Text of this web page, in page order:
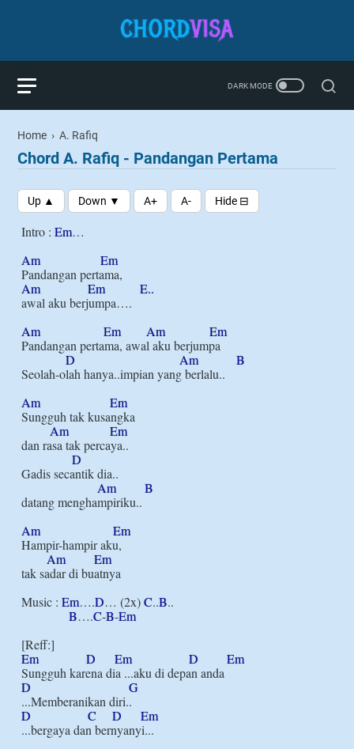
Home › A. Rafiq
Chord A. Rafiq - Pandangan Pertama
Intro : Em…
Am
Em
Am
Em
E..
awal aku berjumpa….
Am
Em Am
Em
Pandangan pertama, awal aku berjumpa
D
Am
B
Seolah-olah hanya..impian yang berlalu..
Am
Em
Sungguh tak kusangka
Am
Em
dan rasa tak percaya..
D
Gadis secantik dia..
Am
B
datang menghampiriku..
Am
Em
Hampir-hampir aku,
Am
Em
tak sadar di buatnya
Music : Em….D… (2x) C..B..
B….C-B-Em
Em
D Em D
Em
D
G
D
C D
Em
...bergaya dan bernyanyi...